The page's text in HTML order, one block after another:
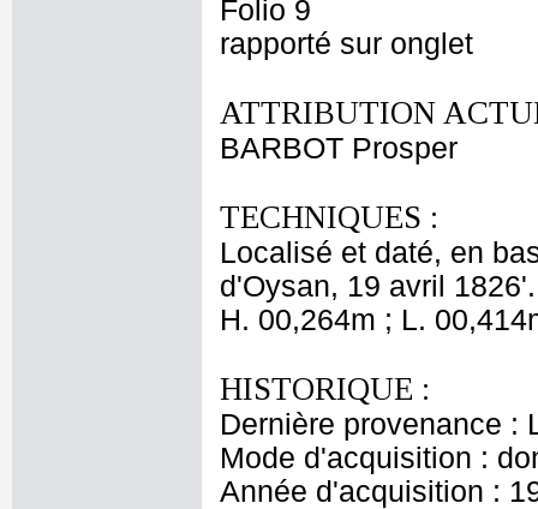
Folio 9
rapporté sur onglet
ATTRIBUTION
BARBOT Prosper
TECHNIQUES :
Localisé et daté, en
d'Oysan, 19 avril 1826'.
H. 00,264m ; L.
HISTORIQUE :
Dernière provenance :
Mode d'acquisition :
Année d'acquisition :